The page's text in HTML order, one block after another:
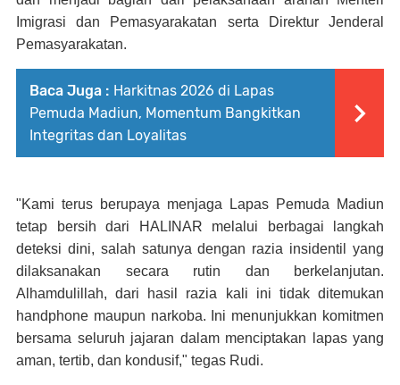
Imigrasi dan Pemasyarakatan serta Direktur Jenderal
Pemasyarakatan.
Baca Juga : Harkitnas 2026 di Lapas
Pemuda Madiun, Momentum Bangkitkan
Integritas dan Loyalitas
"Kami terus berupaya menjaga Lapas Pemuda Madiun
tetap bersih dari HALINAR melalui berbagai langkah
deteksi dini, salah satunya dengan razia insidentil yang
dilaksanakan secara rutin dan berkelanjutan.
Alhamdulillah, dari hasil razia kali ini tidak ditemukan
handphone maupun narkoba. Ini menunjukkan komitmen
bersama seluruh jajaran dalam menciptakan lapas yang
aman, tertib, dan kondusif," tegas Rudi.